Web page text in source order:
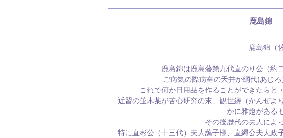
鹿島錦
鹿島錦（
鹿島錦は鹿島藩第九代直のり公（約
ご病気の際病室の天井が網代(あじ
これで何か日用品を作ることができたらと
近習の並木某が苦心研究の末、観世縒（かんぜよ
かに雅趣がある
その後歴代の夫人によ
特に直彬公（十三代）夫人藹子様、直縄公夫人政